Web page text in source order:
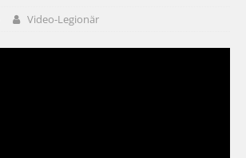
Video-Legionär